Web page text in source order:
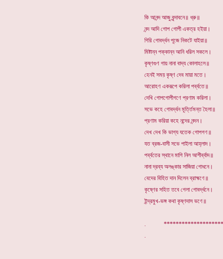
কি আনন্দ আজু বৃন্দাবনে॥ ধ্রু॥
নন্দ আদি গোপ গোপী একত্র হইয়া।
গিরি গোবর্দ্ধন পূজে নিকটে যাইয়া॥
মিষ্টান্ন পক্কান্ন আনি ধরিল সকলে।
কৃষ্ণগুণ গায় নানা বাদ্য কোলাহলে॥
হেনই সময় কৃষ্ণ দেব মায়া মতে।
আরোহণ একরূপে করিলা পর্ব্বতে॥
দেখি গোপগোপীগণে প্রণাম করিলা।
সভে কহে গোবর্দ্ধন মূর্ত্তিমন্ত হৈলা॥
প্রণাম করিয়া কহে নন্দের নন্দন।
দেখ দেখ কি ভাগ্য যতেক গোপগণ॥
যত ব্রজ-বাসী সভে পাইলা আহ্লাদ।
পর্ব্বতের স্থানে মাগি নিল আশীর্ব্বাদ॥
নানা দ্রব্য অলঙ্কার সাজিয়া গোধনে।
বেদের বিহিত দান দিলেন ব্রাহ্মণে॥
কৃষ্ণের সহিত তবে গেলা গোবর্দ্ধনে।
ইন্দ্রমুখ-ভঙ্গ কথা কৃষ্ণদাস ভণে॥
.